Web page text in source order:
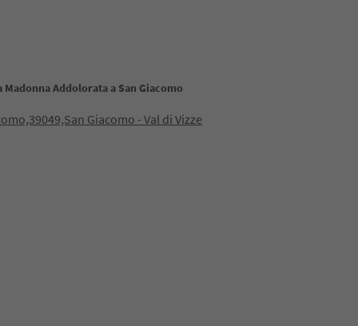
Madonna Addolorata a San Giacomo
Giacomo - Val di Vizze